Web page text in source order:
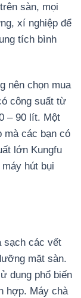
sàn, mọi
xí nghiệp để
tích bình
nên chọn mua
công suất từ
– 90 lít. Một
mà các bạn có
lớn Kungfu
hút bụi
sạch các vết
mặt sàn.
dụng phổ biến
hợp. Máy chà